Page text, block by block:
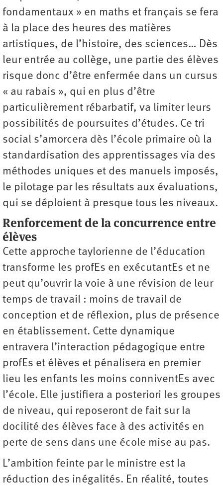
fondamentaux » en maths et français se fera
à la place des heures des matières
artistiques, de l’histoire, des sciences… Dès
leur entrée au collège, une partie des élèves
risque donc d’être enfermée dans un cursus
« au rabais », qui en plus d’être
particulièrement rébarbatif, va limiter leurs
possibilités de poursuites d’études. Ce tri
social s’amorcera dès l’école primaire où la
standardisation des apprentissages via des
méthodes uniques et des manuels imposés,
le pilotage par les résultats aux évaluations,
qui se déploient à presque tous les niveaux.
Renforcement de la concurrence entre
élèves
Cette approche taylorienne de l’éducation
transforme les ­profEs en exécutantEs et ne
peut qu’ouvrir la voie à une révision de leur
temps de travail : moins de travail de
conception et de réflexion, plus de présence
en établissement. Cette dynamique
entravera l’interaction pédagogique entre
profEs et élèves et pénalisera en premier
lieu les enfants les moins conniventEs avec
l’école. Elle justifiera a posteriori les groupes
de niveau, qui reposeront de fait sur la
docilité des élèves face à des activités en
perte de sens dans une école mise au pas.
L’ambition feinte par le ministre est la
réduction des inégalités. En réalité, toutes